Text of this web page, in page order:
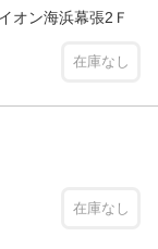
ン海浜幕張2Ｆ
在庫なし
在庫なし